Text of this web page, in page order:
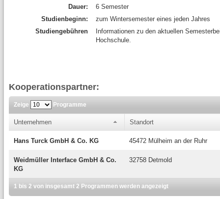
Dauer:
6 Semester
Studienbeginn:
zum Wintersemester eines jeden Jahres
Studiengebühren
Informationen zu den aktuellen
Hochschule.
Kooperationspartner:
Zeige Programme
Unternehmen Standort
Hans Turck GmbH & Co. KG 45472 Mülheim an der Ruhr
Weidmüller Interface GmbH & Co.
KG
32758 Detmold
1 bis 2 von insgesamt 2 Programmen werden angezeigt